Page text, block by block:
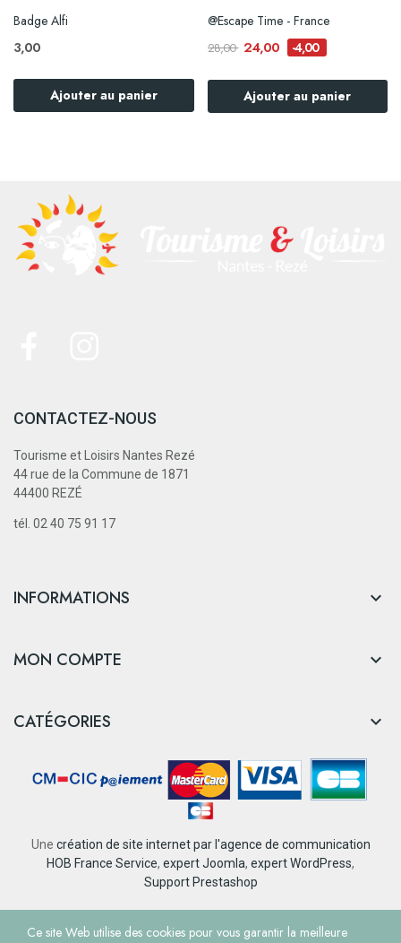
Badge Alfi
3,00
Ajouter au panier
@Escape Time - France
28,00 24,00 -4,00
Ajouter au panier
CONTACTEZ-NOUS
Tourisme et Loisirs Nantes Rezé
44 rue de la Commune de 1871
44400 REZÉ
tél. 02 40 75 91 17
INFORMATIONS 
MON COMPTE 
CATÉGORIES 
Une création de site internet par l'agence de communication
HOB France Service, expert Joomla, expert WordPress,
Support Prestashop
Ce site Web utilise des cookies pour vous garantir la meilleure